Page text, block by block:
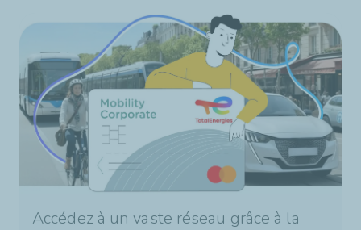
Accédez à un vaste réseau grâce à la